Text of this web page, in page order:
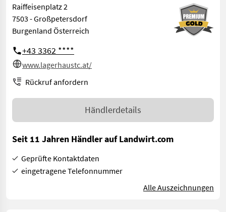
Raiffeisenplatz 2
7503 - Großpetersdorf
Burgenland Österreich
+43 3362 ****
www.lagerhaustc.at/
Rückruf anfordern
Händlerdetails
Seit 11 Jahren Händler auf Landwirt.com
Geprüfte Kontaktdaten
eingetragene Telefonnummer
Alle Auszeichnungen